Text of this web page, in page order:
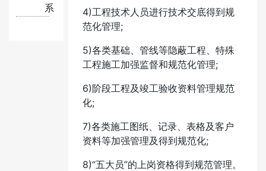
系
4)工程技术人员进行技术交底得到规
范化管理;
5)各类基础、管线等隐蔽工程、特殊
工程施工加强监督和规范化管理;
6)阶段工程及竣工验收资料管理规范
化;
7)各类施工图纸、记录、表格及客户
资料等加强管理及得到规范化;
8)“五大员”的上岗资格得到规范管理。